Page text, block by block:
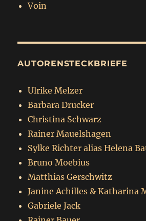
Voin
AUTORENSTECKBRIEFE
Ulrike Melzer
Barbara Drucker
Christina Schwarz
Rainer Mauelshagen
Sylke Richter alias Helena
Bruno Moebius
Matthias Gerschwitz
Janine Achilles & Katharina
Gabriele Jack